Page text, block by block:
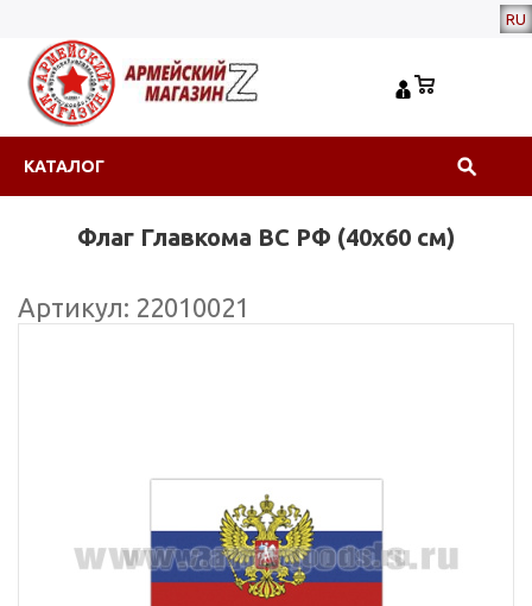
RU
КАТАЛОГ
Флаг Главкома ВС РФ (40х60 см)
Артикул: 22010021